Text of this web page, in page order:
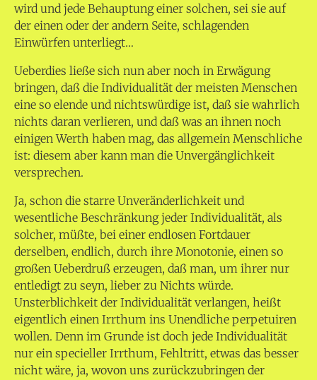
wird und jede Behauptung einer solchen, sei sie auf
der einen oder der andern Seite, schlagenden
Einwürfen unterliegt…
Ueberdies ließe sich nun aber noch in Erwägung
bringen, daß die Individualität der meisten Menschen
eine so elende und nichtswürdige ist, daß sie wahrlich
nichts daran verlieren, und daß was an ihnen noch
einigen Werth haben mag, das allgemein Menschliche
ist: diesem aber kann man die Unvergänglichkeit
versprechen.
Ja, schon die starre Unveränderlichkeit und
wesentliche Beschränkung jeder Individualität, als
solcher, müßte, bei einer endlosen Fortdauer
derselben, endlich, durch ihre Monotonie, einen so
großen Ueberdruß erzeugen, daß man, um ihrer nur
entledigt zu seyn, lieber zu Nichts würde.
Unsterblichkeit der Individualität verlangen, heißt
eigentlich einen Irrthum ins Unendliche perpetuiren
wollen. Denn im Grunde ist doch jede Individualität
nur ein specieller Irrthum, Fehltritt, etwas das besser
nicht wäre, ja, wovon uns zurückzubringen der